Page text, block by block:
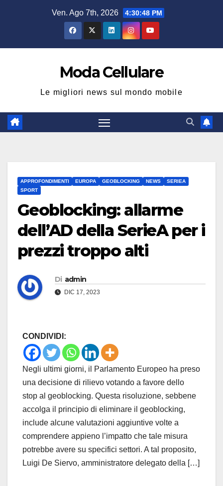
Ven. Ago 7th, 2026 4:30:49 PM
Moda Cellulare
Le migliori news sul mondo mobile
APPROFONDIMENTI EUROPA GEOBLOCKING NEWS
SERIEA
SPORT
Geoblocking: allarme
dell’AD della SerieA per i
prezzi troppo alti
Di admin
DIC 17, 2023
CONDIVIDI:
Negli ultimi giorni, il Parlamento Europeo ha preso
una decisione di rilievo votando a favore dello
stop al geoblocking. Questa risoluzione, sebbene
accolga il principio di eliminare il geoblocking,
include alcune valutazioni aggiuntive volte a
comprendere appieno l’impatto che tale misura
potrebbe avere su specifici settori. A tal proposito,
Luigi De Siervo, amministratore delegato della […]